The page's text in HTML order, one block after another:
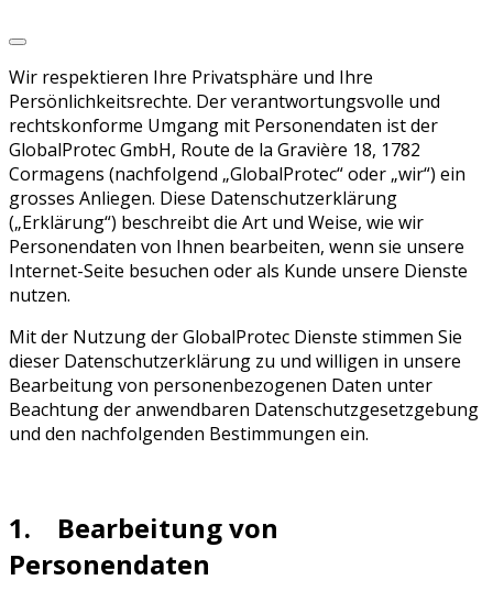
Wir respektieren Ihre Privatsphäre und Ihre
Persönlichkeitsrechte. Der verantwortungsvolle und
rechtskonforme Umgang mit Personendaten ist der
GlobalProtec GmbH, Route de la Gravière 18, 1782
Cormagens (nachfolgend „GlobalProtec“ oder „wir“) ein
grosses Anliegen. Diese Datenschutzerklärung
(„Erklärung“) beschreibt die Art und Weise, wie wir
Personendaten von Ihnen bearbeiten, wenn sie unsere
Internet-Seite besuchen oder als Kunde unsere Dienste
nutzen.
Mit der Nutzung der GlobalProtec Dienste stimmen Sie
dieser Datenschutzerklärung zu und willigen in unsere
Bearbeitung von personenbezogenen Daten unter
Beachtung der anwendbaren Datenschutzgesetzgebung
und den nachfolgenden Bestimmungen ein.
1. Bearbeitung von
Personendaten